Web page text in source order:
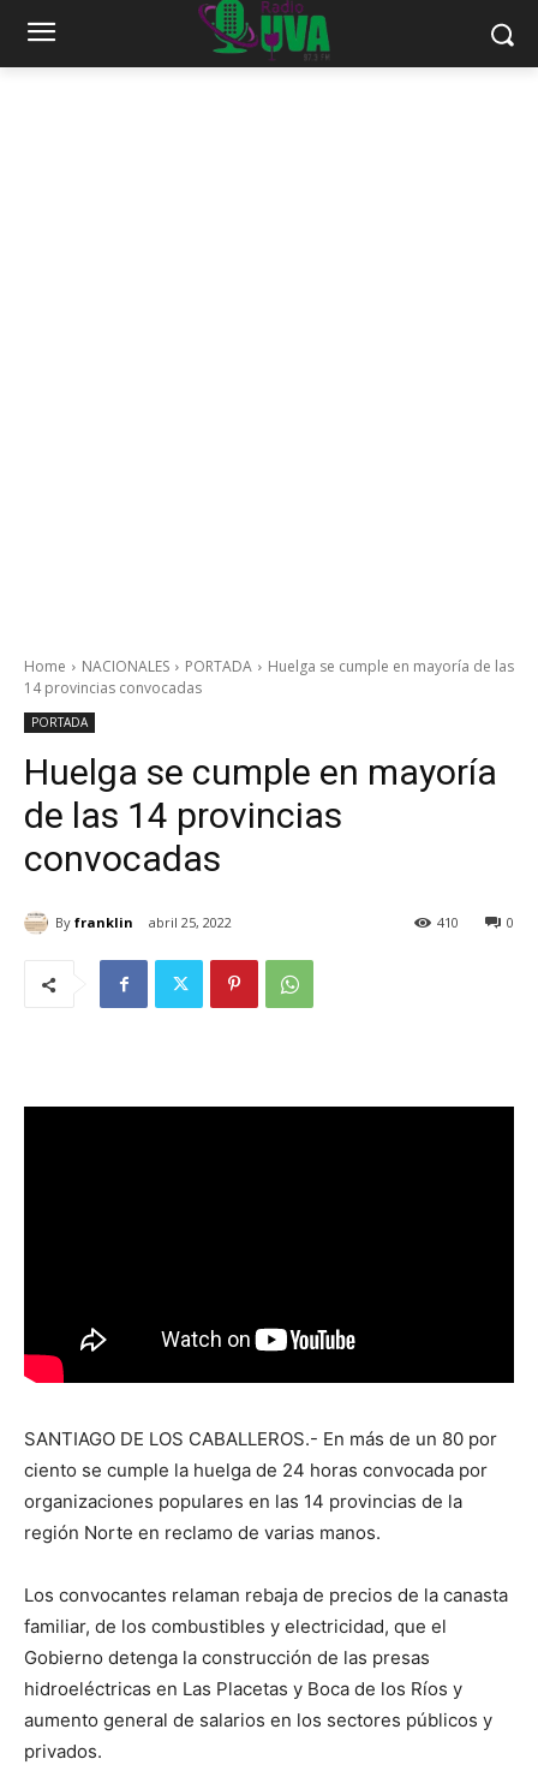
Home NACIONALES PORTADA
Huelga se cumple en mayoría de las
14 provincias convocadas
PORTADA
Huelga se cumple en mayoría
de las 14 provincias
convocadas
By franklin abril 25, 2022 0
410
SANTIAGO DE LOS CABALLEROS.- En más de un 80 por
ciento se cumple la huelga de 24 horas convocada por
organizaciones populares en las 14 provincias de la
región Norte en reclamo de varias manos.
Los convocantes relaman rebaja de precios de la canasta
familiar, de los combustibles y electricidad, que el
Gobierno detenga la construcción de las presas
hidroeléctricas en Las Placetas y Boca de los Ríos y
aumento general de salarios en los sectores públicos y
privados.